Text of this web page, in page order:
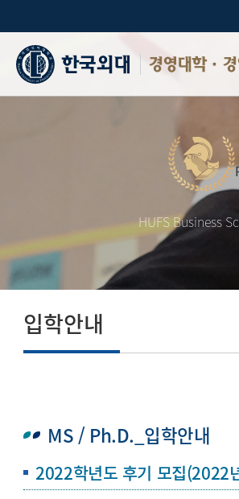
경영대학·경
HUFS Business
입학안내
MS / Ph.D._입학안내
2022학년도 후기 모집(2022